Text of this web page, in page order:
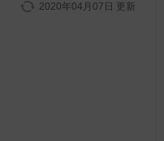
2020年04月07日 更新